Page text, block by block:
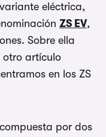
eléctrica,
ZS EV,
Sobre ella
otro artículo
en los ZS
por dos